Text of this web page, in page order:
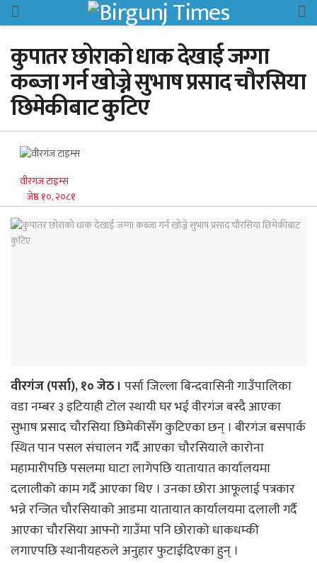
कुपातर छोराको धाक देखाई जग्गा
कब्जा गर्न खोज्ने सुभाष प्रसाद चौरसिया
छिमेकीबाट कुटिए
वीरगंज टाइम्स
जेष्ठ १०, २०८१
वीरगंज (पर्सा), १० जेठ । पर्सा जिल्ला बिन्दवासिनी गाउँपालिका
वडा नम्बर ३ इटियाही टोल स्थायी घर भई वीरगंज बस्दै आएका
सुभाष प्रसाद चौरसिया छिमेकीसँग कुटिएका छन् । बीरगंज बसपार्क
स्थित पान पसल संचालन गर्दै आएका चौरसियाले कारोना
महामारीपछि पसलमा घाटा लागेपछि यातायात कार्यालयमा
दलालीको काम गर्दै आएका थिए । उनका छोरा आफूलाई पत्रकार
भन्ने रन्जित चौरसियाको आडमा यातायात कार्यालयमा दलाली गर्दै
आएका चौरसिया आफ्नो गाउँमा पनि छोराको धाकधम्की
लगाएपछि स्थानीयहरुले अनुहार फुटाईदिएका हुन् ।